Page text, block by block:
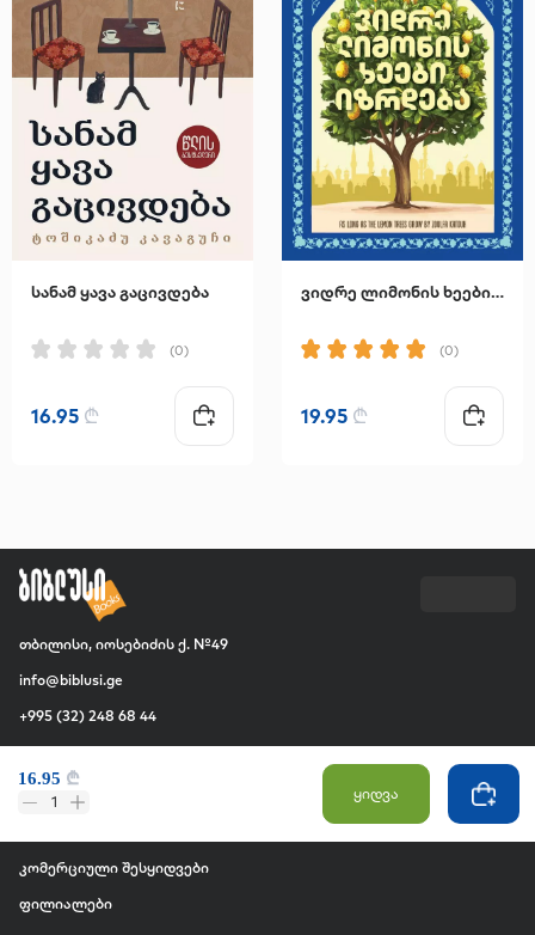
16.95 ₾
1 ყიდვა
სანამ ყავა გაცივდება
(0)
16.95 ₾
ვიდრე ლიმონის ხეები იზრდება
(0)
19.95 ₾
თბილისი, იოსებიძის ქ. №49
info@biblusi.ge
+995 (32) 248 68 44
კომპანია
ჩვენ შესახებ
კომერციული შესყიდვები
ფილიალები